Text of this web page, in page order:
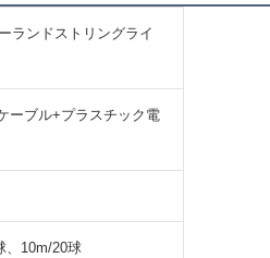
ランドストリングライ
ーブル+プラスチック電
、10m/20球